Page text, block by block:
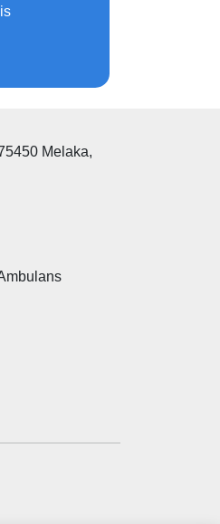
Melaka,